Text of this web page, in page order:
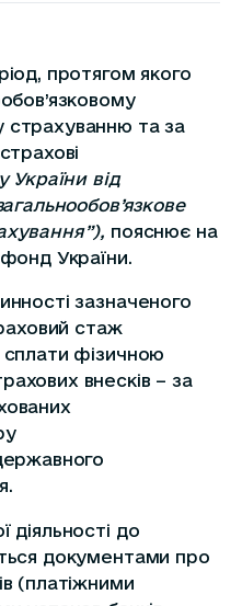
протягом якого
страхуванню та за
України від
пояснює на
України.
зазначеного
стаж
фізичною
внесків – за
діяльності до
документами про
(платіжними